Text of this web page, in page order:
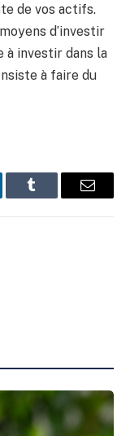
de vos actifs.
d’investir
à investir dans la
à faire du
Tumblr Email